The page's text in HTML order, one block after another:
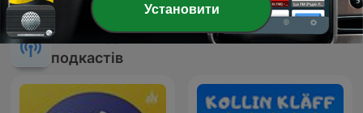
Більше Діти та сім’я
подкастів
Показати всі
Установити